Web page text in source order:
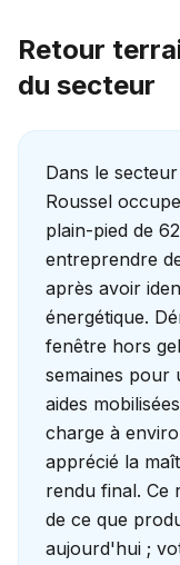
Retour
du secteur
Dans le
Roussel
plain-pied de
entreprendre
après avoir
énergétique.
fenêtre hors
semaines pour
aides
charge à
apprécié la
rendu final. Ce
de ce que
aujourd'hui ;